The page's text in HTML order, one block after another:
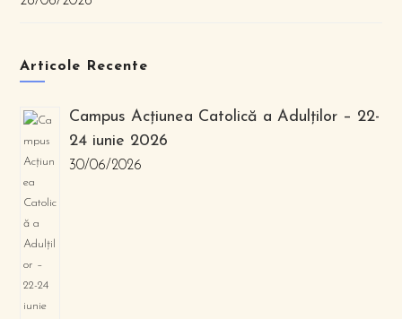
Articole Recente
Campus Acțiunea Catolică a Adulților – 22-
24 iunie 2026
30/06/2026